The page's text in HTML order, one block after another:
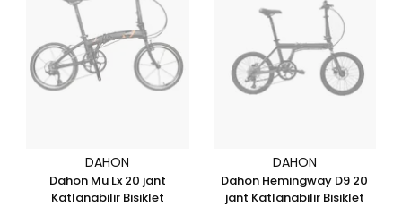
DAHON
Dahon Mu Lx 20 jant
Katlanabilir Bisiklet
DAHON
Dahon Hemingway D9 20
jant Katlanabilir Bisiklet